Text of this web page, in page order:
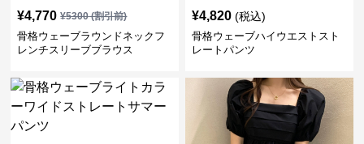
¥4,770 ¥5300(割引前)
骨格ウェーブラウンドネックフ
レンチスリーブブラウス
¥4,820 (税込)
骨格ウェーブハイウエストスト
レートパンツ